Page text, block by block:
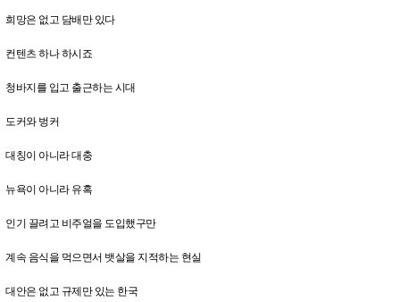
희망은 없고 담배만 있다
컨텐츠 하나 하시죠
청바지를 입고 출근하는 시대
도커와 벙커
대칭이 아니라 대충
뉴욕이 아니라 유혹
인기 끌려고 비주얼을 도입했구만
계속 음식을 먹으면서 뱃살을 지적하는 현실
대안은 없고 규제만 있는 한국